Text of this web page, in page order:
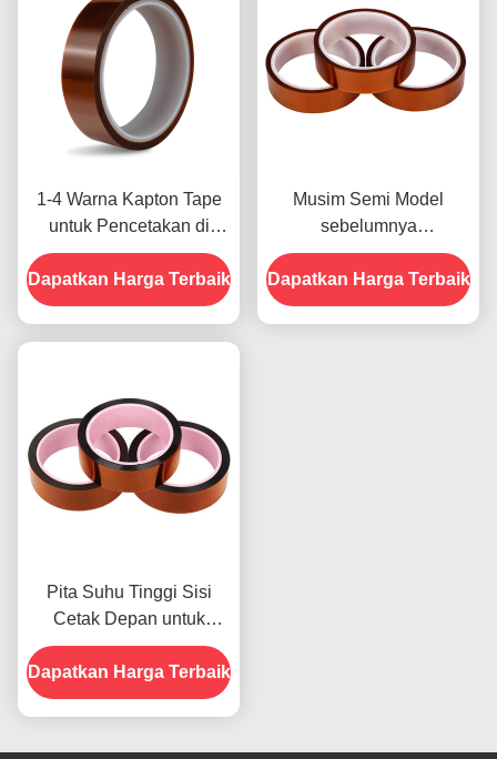
1-4 Warna Kapton Tape
untuk Pencetakan di
Bagian Depan
Dapatkan Harga Terbaik
Musim Semi Model
sebelumnya
menampilkan Ketahanan
Terhadap Kelembaban
dan Kekuatan Kupas
Dapatkan Harga Terbaik
Pita Suhu Tinggi Sisi
Cetak Depan untuk
Produk Dalam Stok
Dapatkan Harga Terbaik